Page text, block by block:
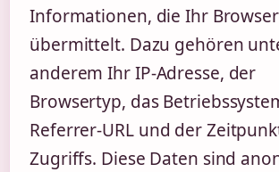
Informationen, die Ihr
übermittelt. Dazu gehören
anderem Ihr IP-Adresse, der
Browsertyp, das
Referrer-URL und der
Zugriffs. Diese Daten sind